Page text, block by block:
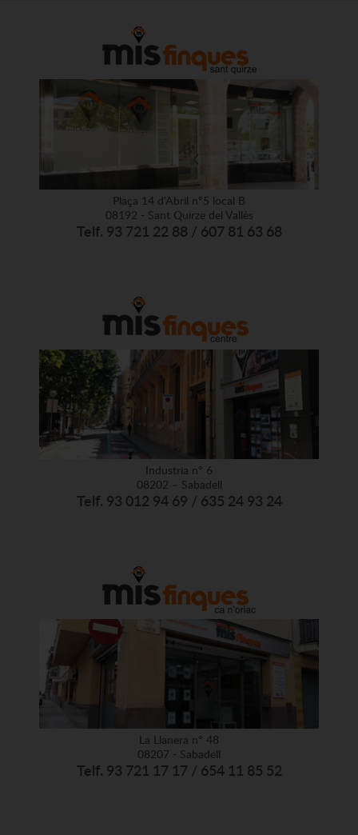
Plaça 14 d'Abril nº5 local B
08192 - Sant Quirze del Vallès
Telf. 93 721 22 88 / 607 81 63 68
Industria nº 6
08202 – Sabadell
Telf. 93 012 94 69 / 635 24 93 24
La Llanera nº 48
08207 - Sabadell
Telf. 93 721 17 17 / 654 11 85 52